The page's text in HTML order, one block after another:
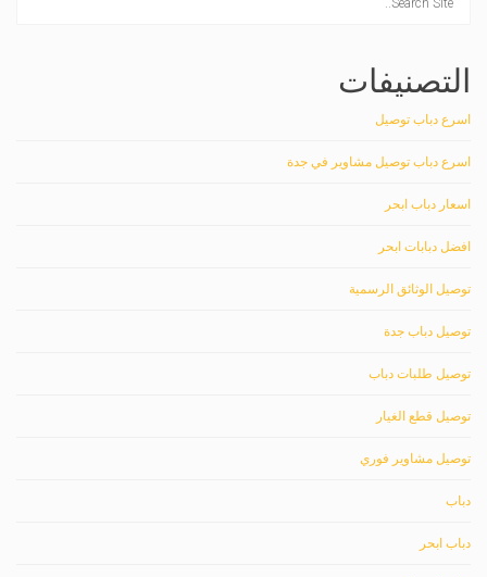
التصنيفات
اسرع دباب توصيل
اسرع دباب توصيل مشاوير في جدة
اسعار دباب ابحر
افضل دبابات ابحر
توصيل الوثائق الرسمية
توصيل دباب جدة
توصيل طلبات دباب
توصيل قطع الغيار
توصيل مشاوير فوري
دباب
دباب ابحر